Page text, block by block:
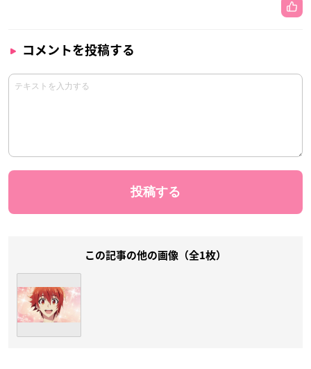
コメントを投稿する
この記事の他の画像（全1枚）